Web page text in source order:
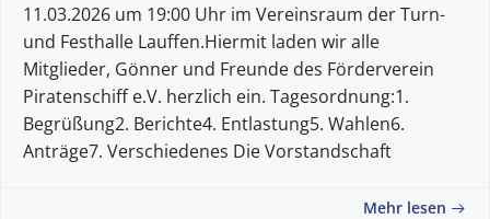
11.03.2026 um 19:00 Uhr im Vereinsraum der Turn-
und Festhalle Lauffen.Hiermit laden wir alle
Mitglieder, Gönner und Freunde des Förderverein
Piratenschiff e.V. herzlich ein. Tagesordnung:1.
Begrüßung2. Berichte4. Entlastung5. Wahlen6.
Anträge7. Verschiedenes Die Vorstandschaft
Mehr lesen